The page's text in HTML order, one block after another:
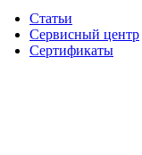
Статьи
Сервисный центр
Сертификаты